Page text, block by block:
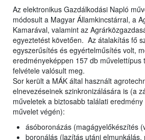
Az elektronikus Gazdálkodási Napló
módosult a Magyar Államkincstárral, a
Kamarával, valamint az
egyeztetést követően. Az átalakítás fő
egyszerűsítés és egyértelműsítés volt,
eredményeképpen 157 db művelettípus
felvétele valósult meg.
Sor került a MÁK által használt
elnevezéseinek szinkronizálására is (a
műveletek a biztosabb találati
művelet végén):
ásóboronázás (magágyelőkészítés
boronálás (lazítás utáni